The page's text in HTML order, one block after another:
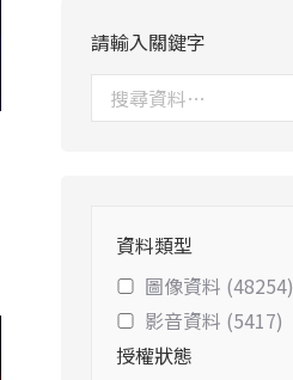
請輸入關鍵字
資料類型
圖像資料 (48254)
影音資料 (5417)
授權狀態